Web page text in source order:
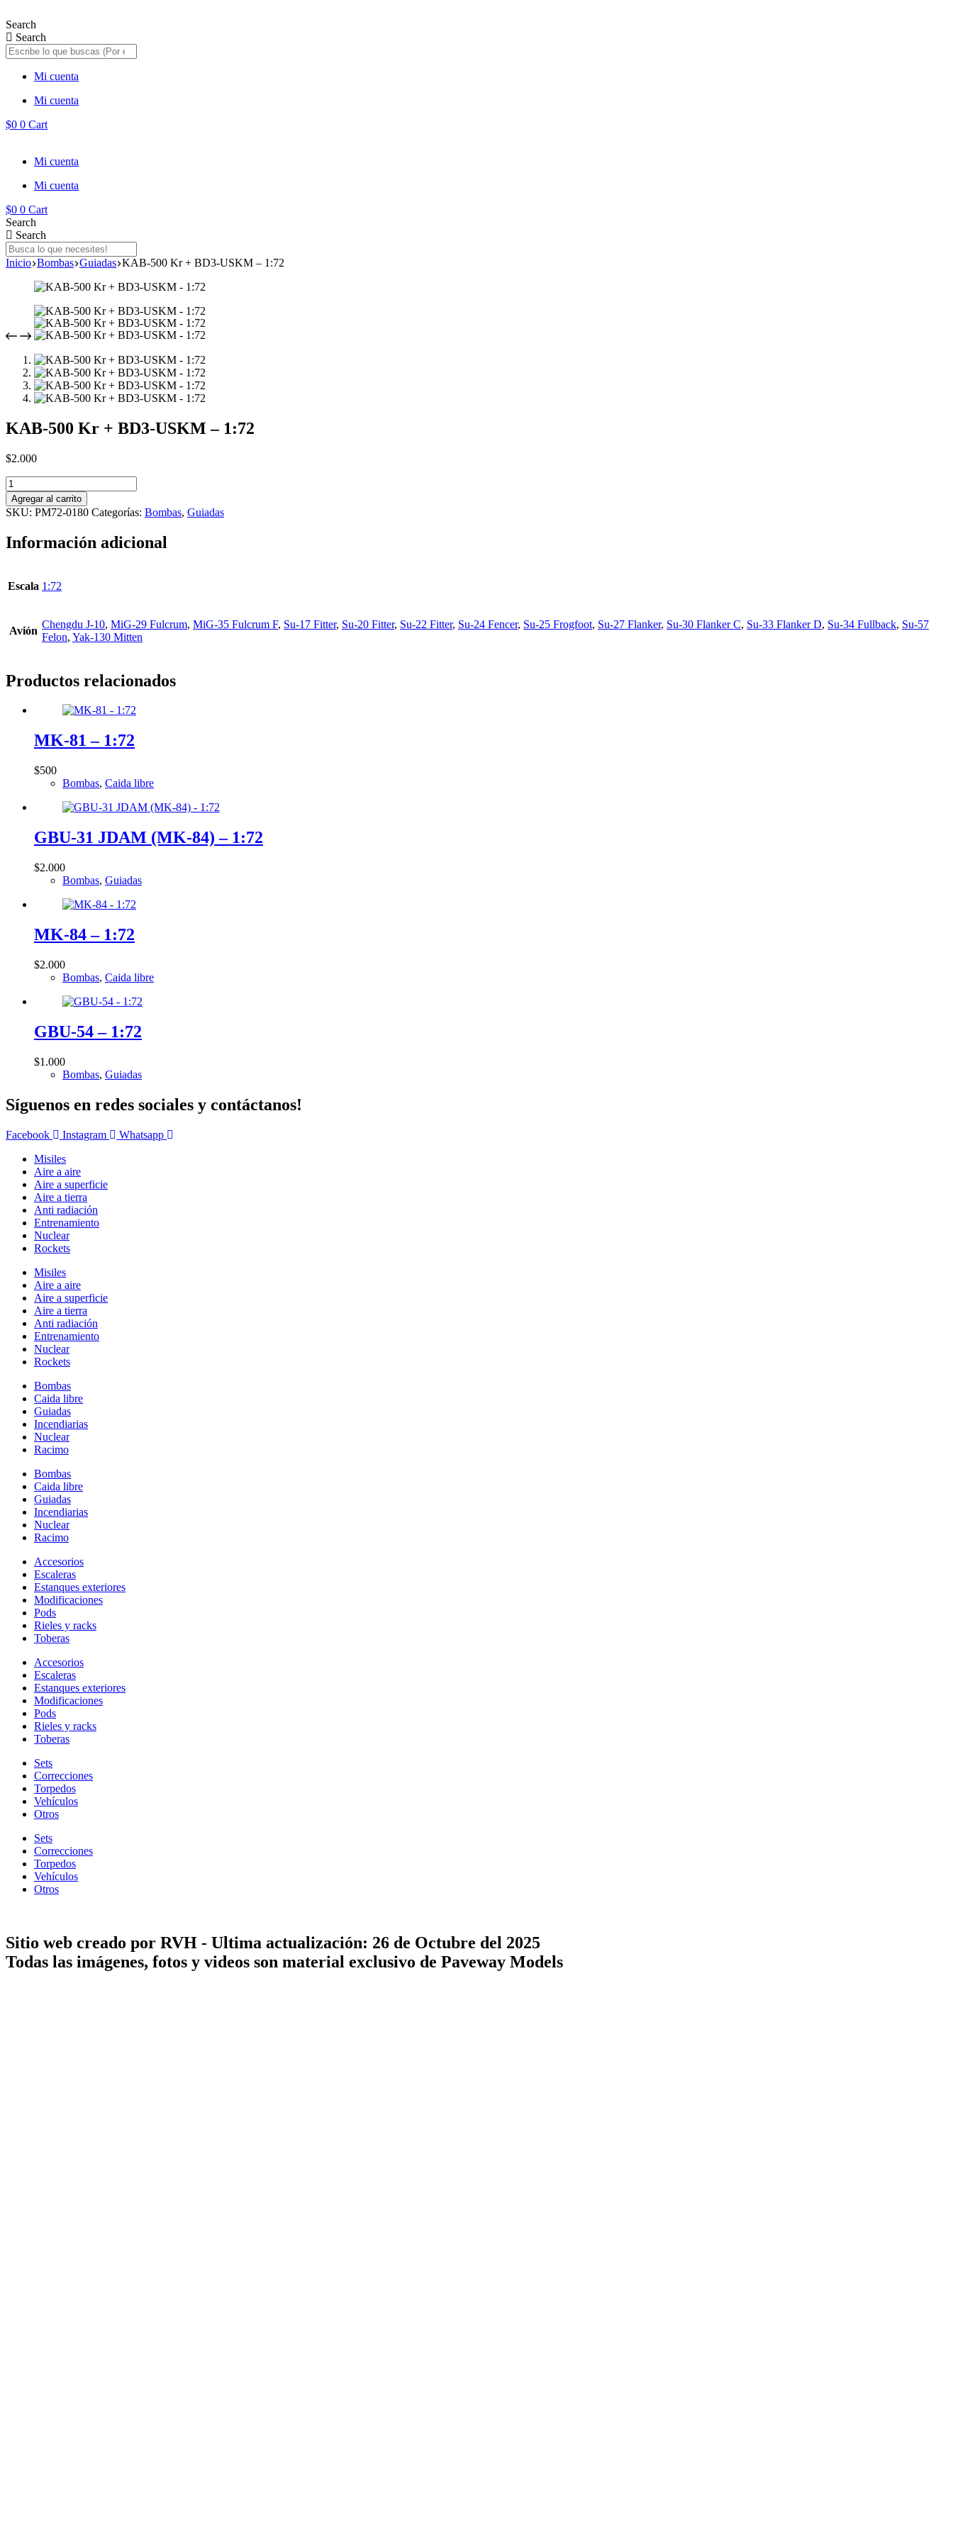
al
contenido
Search
Search
Mi cuenta
Mi cuenta
$0 0 Cart
Mi cuenta
Mi cuenta
$0 0 Cart
Search
Search
Inicio Bombas Guiadas KAB-500 Kr + BD3-USKM – 1:72
KAB-500 Kr + BD3-USKM – 1:72
$2.000
KAB-
500
Kr
+
USKM
cantidad
Agregar al carrito
SKU: PM72-0180 Categorías: Bombas, Guiadas
Información adicional
Escala 1:72
Avión
Chengdu J-10, MiG-29 Fulcrum, MiG-35 Fulcrum F, Su-17 Fitter, Su-20 Fitter, Su-22 Fitter, Su-24 Fencer, Su-25 Frogfoot, Su-27 Flanker, Su-30 Flanker C, Su-33 Flanker D, Su-34 Fullback, Su-57
Felon, Yak-130 Mitten
Productos relacionados
MK-81 – 1:72
$500
Bombas, Caida libre
GBU-31 JDAM (MK-84) – 1:72
$2.000
Bombas, Guiadas
MK-84 – 1:72
$2.000
Bombas, Caida libre
GBU-54 – 1:72
$1.000
Bombas, Guiadas
Síguenos en redes sociales y contáctanos!
Facebook Instagram
Whatsapp
Misiles
Aire a aire
Aire a superficie
Aire a tierra
Anti radiación
Entrenamiento
Nuclear
Rockets
Misiles
Aire a aire
Aire a superficie
Aire a tierra
Anti radiación
Entrenamiento
Nuclear
Rockets
Bombas
Caida libre
Guiadas
Incendiarias
Nuclear
Racimo
Bombas
Caida libre
Guiadas
Incendiarias
Nuclear
Racimo
Accesorios
Escaleras
Estanques exteriores
Modificaciones
Pods
Rieles y racks
Toberas
Accesorios
Escaleras
Estanques exteriores
Modificaciones
Pods
Rieles y racks
Toberas
Sets
Correcciones
Torpedos
Vehículos
Otros
Sets
Correcciones
Torpedos
Vehículos
Otros
Sitio web creado por RVH - Ultima actualización: 26 de Octubre del 2025
Todas las imágenes, fotos y videos son material exclusivo de Paveway Models